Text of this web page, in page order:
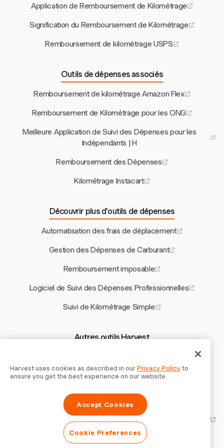
Application de Remboursement de Kilométrage
Signification du Remboursement de Kilométrage
Remboursement de kilométrage USPS
Outils de dépenses associés
Remboursement de kilométrage Amazon Flex
Remboursement de Kilométrage pour les ONG
Meilleure Application de Suivi des Dépenses pour les
Indépendants | H
Remboursement des Dépenses
Kilométrage Instacart
Découvrir plus d’outils de dépenses
Automatisation des frais de déplacement
Gestion des Dépenses de Carburant
Remboursement imposable
Logiciel de Suivi des Dépenses Professionnelles
Suivi de Kilométrage Simple
Autres outils Harvest
Modèle NDA en Chinois
Application de Facturation pour Google Calendar
Logiciel de Gestion de Projet pour les Cabinets
d'Architecture
Logiciel de Suivi du Temps aux Philippines
Harvest uses cookies as described in ourPrivacy Policyto
ensure you get the best experience on our website.
Accept Cookies
Cookie Preferences